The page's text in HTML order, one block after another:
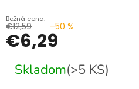
€12,59 –50 %
€6,29
cena:
Skladom(>5 KS)